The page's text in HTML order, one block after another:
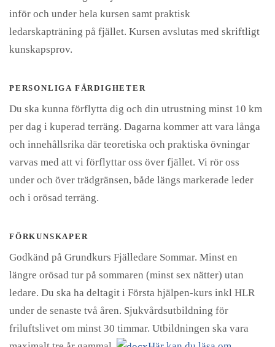
inför och under hela kursen samt praktisk
ledarskapträning på fjället. Kursen avslutas med skriftligt
kunskapsprov.
PERSONLIGA FÄRDIGHETER
Du ska kunna förflytta dig och din utrustning minst 10 km
per dag i kuperad terräng. Dagarna kommer att vara långa
och innehållsrika där teoretiska och praktiska övningar
varvas med att vi förflyttar oss över fjället. Vi rör oss
under och över trädgränsen, både längs markerade leder
och i orösad terräng.
FÖRKUNSKAPER
Godkänd på Grundkurs Fjälledare Sommar. Minst en
längre orösad tur på sommaren (minst sex nätter) utan
ledare. Du ska ha deltagit i Första hjälpen-kurs inkl HLR
under de senaste två åren. Sjukvårdsutbildning för
friluftslivet om minst 30 timmar. Utbildningen ska vara